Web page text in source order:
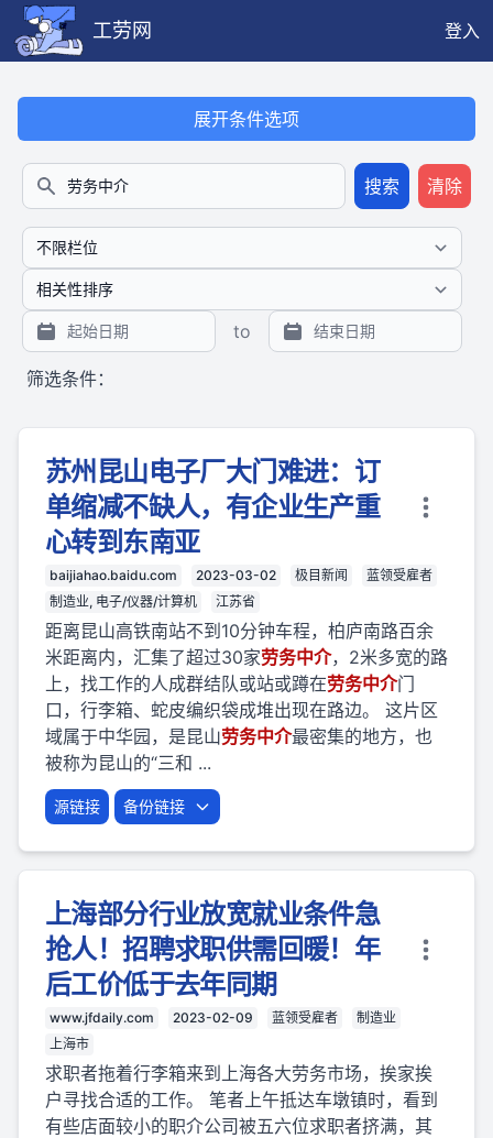
工劳网
登入
展开条件选项
搜索
搜索 清除
to
筛选条件：
苏州昆山电子厂大门难进：订
单缩减不缺人，有企业生产重
心转到东南亚
baijiahao.baidu.com 2023-03-02 极目新闻
蓝领受雇者
制造业, 电子/仪器/计算机
江苏省
距离昆山高铁南站不到10分钟车程，柏庐南路百余
米距离内，汇集了超过30家劳务中介，2米多宽的路
上，找工作的人成群结队或站或蹲在劳务中介门
口，行李箱、蛇皮编织袋成堆出现在路边。 这片区
域属于中华园，是昆山劳务中介最密集的地方，也
被称为昆山的“三和 ...
源链接 备份链接
上海部分行业放宽就业条件急
抢人！招聘求职供需回暖！年
后工价低于去年同期
www.jfdaily.com 2023-02-09 蓝领受雇者
制造业
上海市
求职者拖着行李箱来到上海各大劳务市场，挨家挨
户寻找合适的工作。 笔者上午抵达车墩镇时，看到
有些店面较小的职介公司被五六位求职者挤满，其